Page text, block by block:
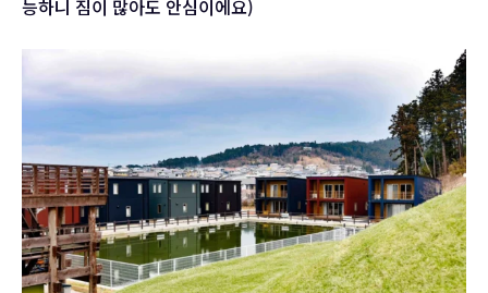
능하니 짐이 많아도 안심이에요)